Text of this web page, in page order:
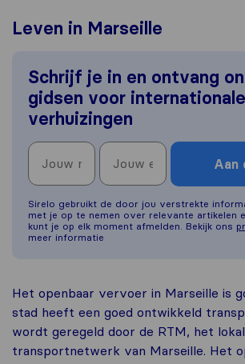
Leven in Marseille
Schrijf je in en ontvang
gidsen voor internationale
verhuizingen
Aan
Sirelo gebruikt de door jou verstrekte
met je op te nemen over relevante artikelen
kunt je op elk moment afmelden. Bekijk ons
meer informatie
Het openbaar vervoer in Marseille is
stad heeft een goed ontwikkeld
wordt geregeld door de RTM, het
transportnetwerk van Marseille. Het